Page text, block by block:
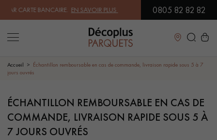
CARTE BANCAIRE.EN SAVOIR PLUS| PROFITEZ DE NOS PETITS
0805 82 82 82
Fermer
PARQUET MASSIF
PARQUET CONTRECOLLÉ -
Accueil
Échantillon remboursable en cas de commande, livraison rapide sous 5 à 7
jours ouvrés
ÉCHANTILLON REMBOURSABLE EN CAS DE
COMMANDE, LIVRAISON RAPIDE SOUS 5 À
7 JOURS OUVRÉS